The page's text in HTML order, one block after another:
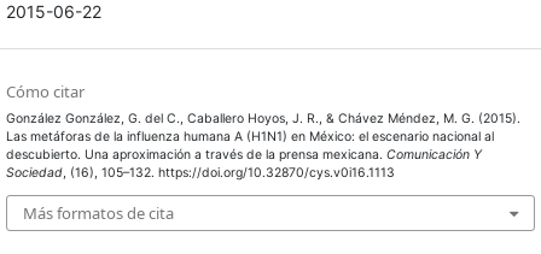
2015-06-22
Cómo citar
González González, G. del C., Caballero Hoyos, J. R., & Chávez Méndez, M. G. (2015).
Las metáforas de la influenza humana A (H1N1) en México: el escenario nacional al
descubierto. Una aproximación a través de la prensa mexicana. Comunicación Y
Sociedad, (16), 105–132. https://doi.org/10.32870/cys.v0i16.1113
Más formatos de cita